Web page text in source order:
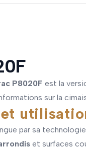
P8020F est la
sur la
par sa
et surfaces